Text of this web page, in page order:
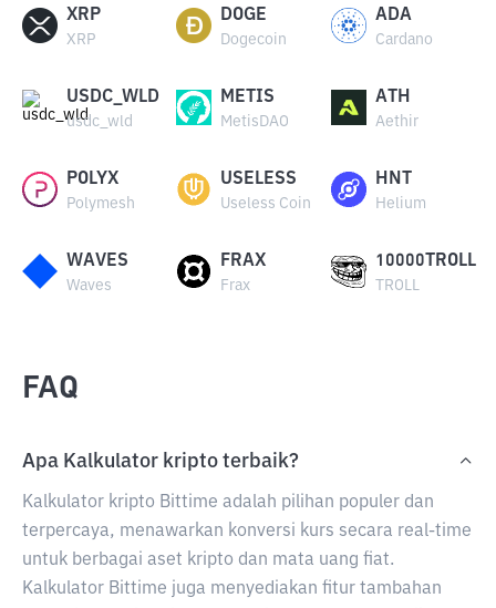
XRP
XRP
DOGE
Dogecoin
ADA
Cardano
USDC_WLD
usdc_wld
METIS
MetisDAO
ATH
Aethir
POLYX
Polymesh
USELESS
Useless Coin
HNT
Helium
WAVES
Waves
FRAX
Frax
10000TROLL
TROLL
FAQ
Apa Kalkulator kripto terbaik?
Kalkulator kripto Bittime adalah pilihan populer dan
terpercaya, menawarkan konversi kurs secara real-time
untuk berbagai aset kripto dan mata uang fiat.
Kalkulator Bittime juga menyediakan fitur tambahan